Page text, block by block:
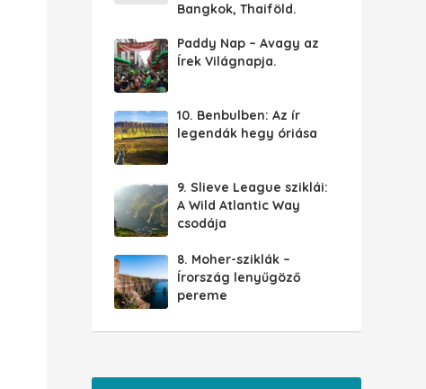
Bangkok, Thaiföld.
Paddy Nap – Avagy az
Írek Világnapja.
10. Benbulben: Az ír
legendák hegy óriása
9. Slieve League sziklái:
A Wild Atlantic Way
csodája
8. Moher-sziklák –
Írország lenyűgöző
pereme